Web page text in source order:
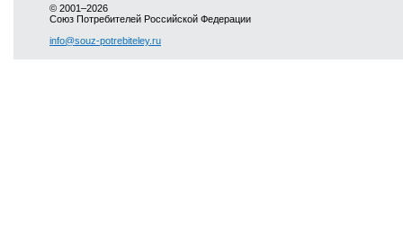
© 2001–2026
Союз Потребителей Российской Федерации
info@souz-potrebiteley.ru